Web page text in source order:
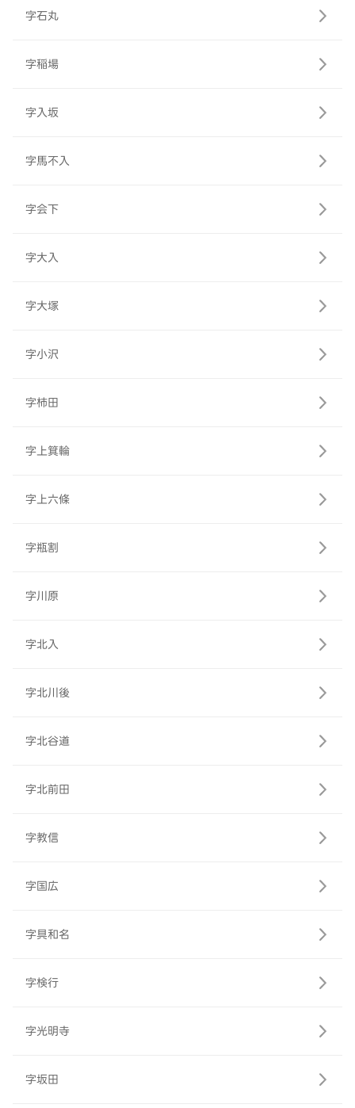
字石丸
字稲場
字入坂
字馬不入
字会下
字大入
字大塚
字小沢
字柿田
字上箕輪
字上六條
字瓶割
字川原
字北入
字北川後
字北谷道
字北前田
字教信
字国広
字具和名
字検行
字光明寺
字坂田